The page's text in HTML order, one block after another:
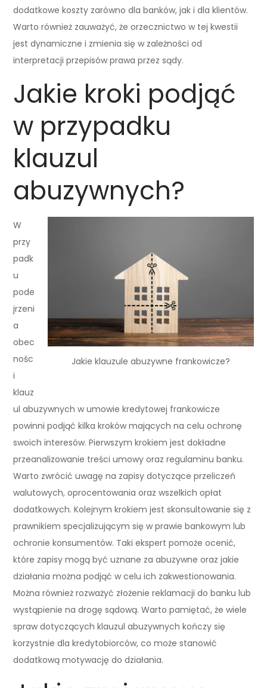
dodatkowe koszty zarówno dla banków, jak i dla klientów.
Warto również zauważyć, że orzecznictwo w tej kwestii
jest dynamiczne i zmienia się w zależności od
interpretacji przepisów prawa przez sądy.
Jakie kroki podjąć
w przypadku
klauzul
abuzywnych?
Jakie klauzule abuzywne frankowicze?
W
przy
padk
u
pode
jrzeni
a
obec
nośc
i
klauz
ul abuzywnych w umowie kredytowej frankowicze
powinni podjąć kilka kroków mających na celu ochronę
swoich interesów. Pierwszym krokiem jest dokładne
przeanalizowanie treści umowy oraz regulaminu banku.
Warto zwrócić uwagę na zapisy dotyczące przeliczeń
walutowych, oprocentowania oraz wszelkich opłat
dodatkowych. Kolejnym krokiem jest skonsultowanie się z
prawnikiem specjalizującym się w prawie bankowym lub
ochronie konsumentów. Taki ekspert pomoże ocenić,
które zapisy mogą być uznane za abuzywne oraz jakie
działania można podjąć w celu ich zakwestionowania.
Można również rozważyć złożenie reklamacji do banku lub
wystąpienie na drogę sądową. Warto pamiętać, że wiele
spraw dotyczących klauzul abuzywnych kończy się
korzystnie dla kredytobiorców, co może stanowić
dodatkową motywację do działania.